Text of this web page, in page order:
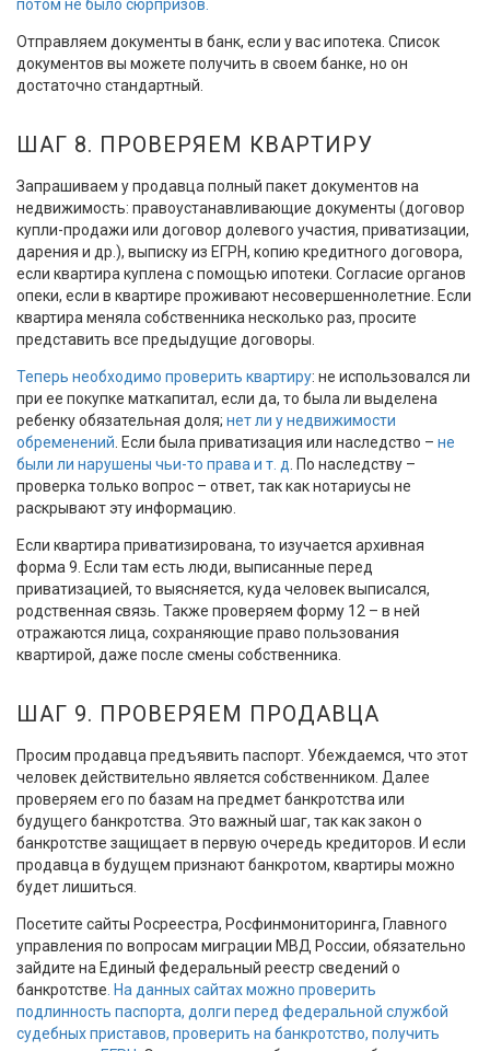
потом не было сюрпризов.
Отправляем документы в банк, если у вас ипотека. Список
документов вы можете получить в своем банке, но он
достаточно стандартный.
ШАГ 8. ПРОВЕРЯЕМ КВАРТИРУ
Запрашиваем у продавца полный пакет документов на
недвижимость: правоустанавливающие документы (договор
купли-продажи или договор долевого участия, приватизации,
дарения и др.), выписку из ЕГРН, копию кредитного договора,
если квартира куплена с помощью ипотеки. Согласие органов
опеки, если в квартире проживают несовершеннолетние. Если
квартира меняла собственника несколько раз, просите
представить все предыдущие договоры.
Теперь необходимо проверить квартиру: не использовался ли
при ее покупке маткапитал, если да, то была ли выделена
ребенку обязательная доля; нет ли у недвижимости
обременений . Если была приватизация или наследство – не
были ли нарушены чьи-то права и т. д . По наследству –
проверка только вопрос – ответ, так как нотариусы не
раскрывают эту информацию.
Если квартира приватизирована, то изучается архивная
форма 9. Если там есть люди, выписанные перед
приватизацией, то выясняется, куда человек выписался,
родственная связь. Также проверяем форму 12 – в ней
отражаются лица, сохраняющие право пользования
квартирой, даже после смены собственника.
ШАГ 9. ПРОВЕРЯЕМ ПРОДАВЦА
Просим продавца предъявить паспорт. Убеждаемся, что этот
человек действительно является собственником. Далее
проверяем его по базам на предмет банкротства или
будущего банкротства. Это важный шаг, так как закон о
банкротстве защищает в первую очередь кредиторов. И если
продавца в будущем признают банкротом, квартиры можно
будет лишиться.
Посетите сайты Росреестра, Росфинмониторинга, Главного
управления по вопросам миграции МВД России, обязательно
зайдите на Единый федеральный реестр сведений о
банкротстве . На данных сайтах можно проверить
подлинность паспорта, долги перед федеральной службой
судебных приставов, проверить на банкротство, получить